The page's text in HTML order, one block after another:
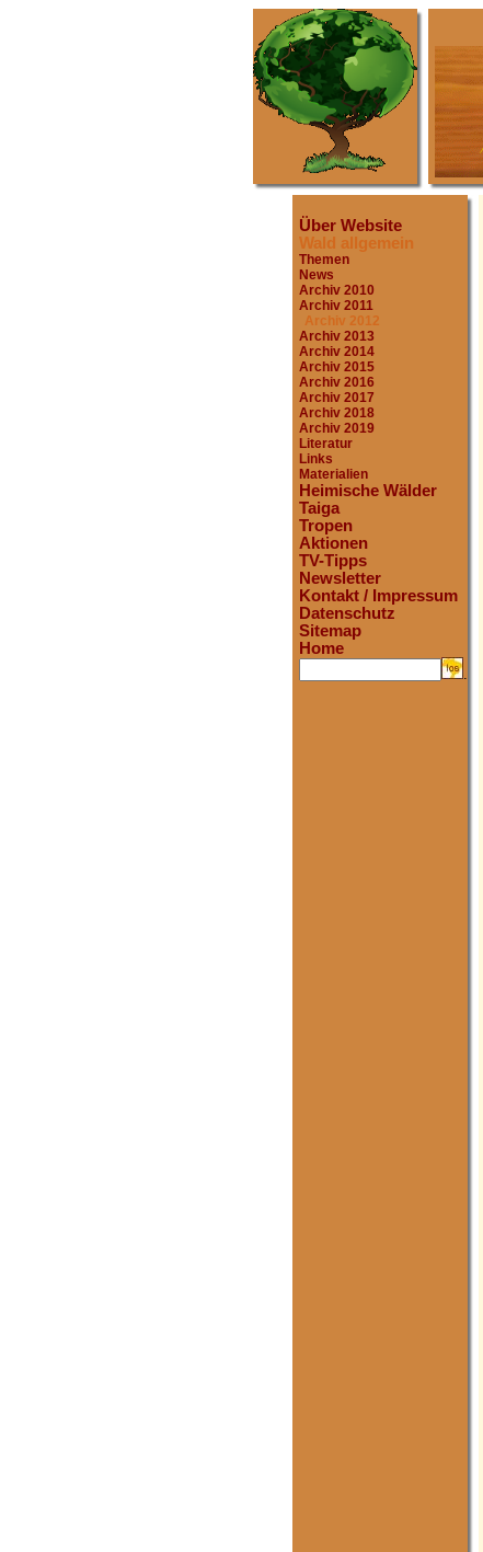
Über Website
Wald allgemein
Themen
News
Archiv 2010
Archiv 2011
Archiv 2012
Archiv 2013
Archiv 2014
Archiv 2015
Archiv 2016
Archiv 2017
Archiv 2018
Archiv 2019
Literatur
Links
Materialien
Heimische Wälder
Taiga
Tropen
Aktionen
TV-Tipps
Newsletter
Kontakt / Impressum
Datenschutz
Sitemap
Home
.